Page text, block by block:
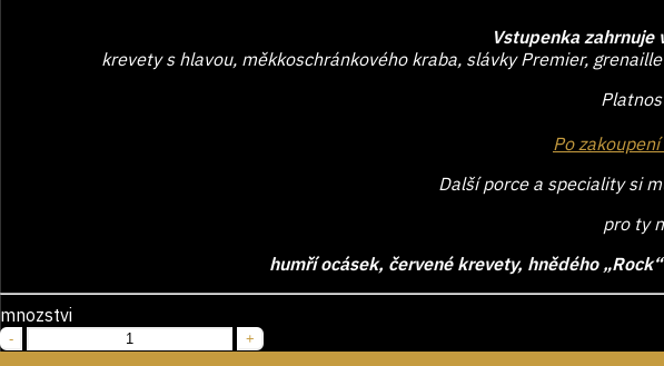
Vstupenka
krevety s hlavou, měkkoschránkového kraba, slávky Premier,
Po
Další porce a speciality si
pro ty
humří ocásek, červené krevety, hnědého
mnozstvi
-
+